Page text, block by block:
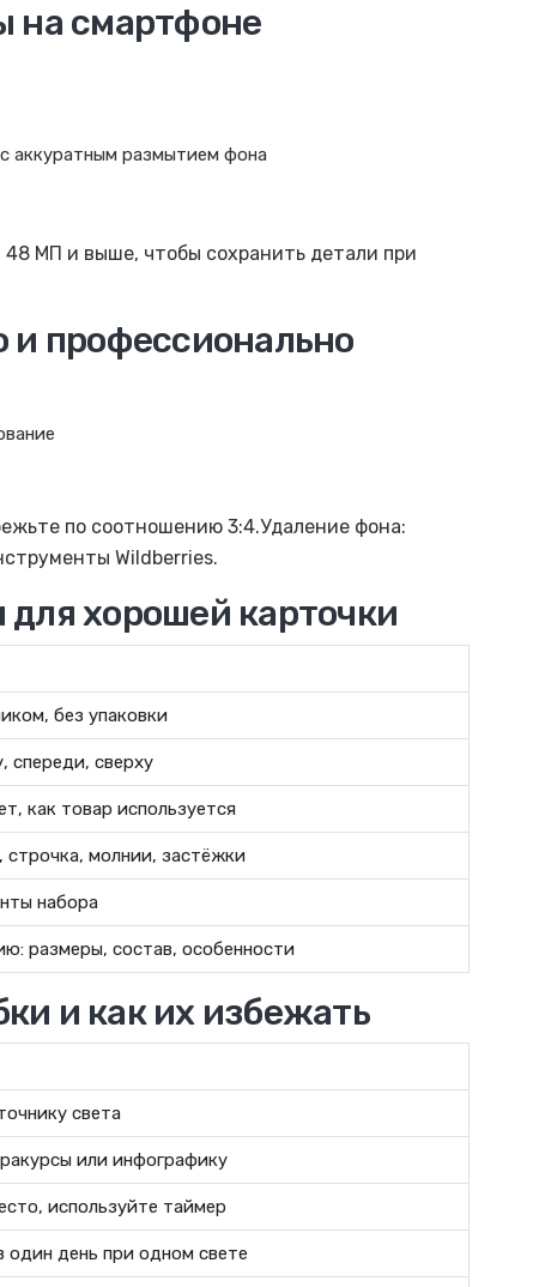
на смартфоне
аккуратным размытием фона
МП и выше, чтобы сохранить детали при
и профессионально
по соотношению 3:4.Удаление фона:
Wildberries.
хорошей карточки
без упаковки
спереди, сверху
как товар используется
строчка, молнии, застёжки
набора
размеры, состав, особенности
и как их избежать
света
или инфографику
используйте таймер
один день при одном свете